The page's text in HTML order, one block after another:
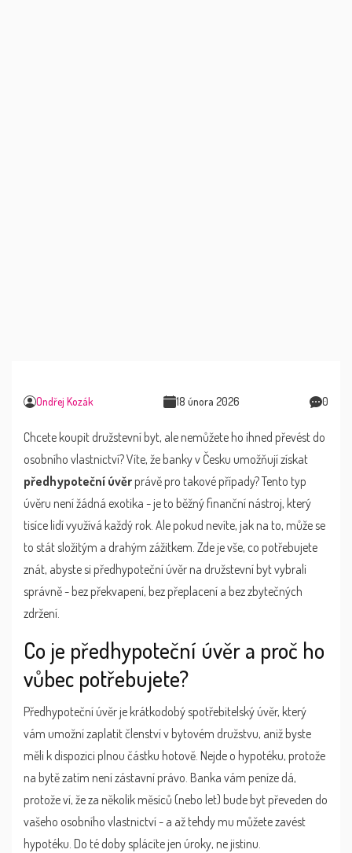
Ondřej Kozák 18 února 2026 0
Chcete koupit družstevní byt, ale nemůžete ho ihned převést do
osobního vlastnictví? Víte, že banky v Česku umožňují získat
předhypoteční úvěr právě pro takové případy? Tento typ
úvěru není žádná exotika - je to běžný finanční nástroj, který
tisíce lidí využívá každý rok. Ale pokud nevíte, jak na to, může se
to stát složitým a drahým zážitkem. Zde je vše, co potřebujete
znát, abyste si předhypoteční úvěr na družstevní byt vybrali
správně - bez překvapení, bez přeplacení a bez zbytečných
zdržení.
Co je předhypoteční úvěr a proč ho
vůbec potřebujete?
Předhypoteční úvěr je krátkodobý spotřebitelský úvěr, který
vám umožní zaplatit členství v bytovém družstvu, aniž byste
měli k dispozici plnou částku hotově. Nejde o hypotéku, protože
na bytě zatím není zástavní právo. Banka vám peníze dá,
protože ví, že za několik měsíců (nebo let) bude byt převeden do
vašeho osobního vlastnictví - a až tehdy mu můžete zavést
hypotéku. Do té doby splácíte jen úroky, ne jistinu.